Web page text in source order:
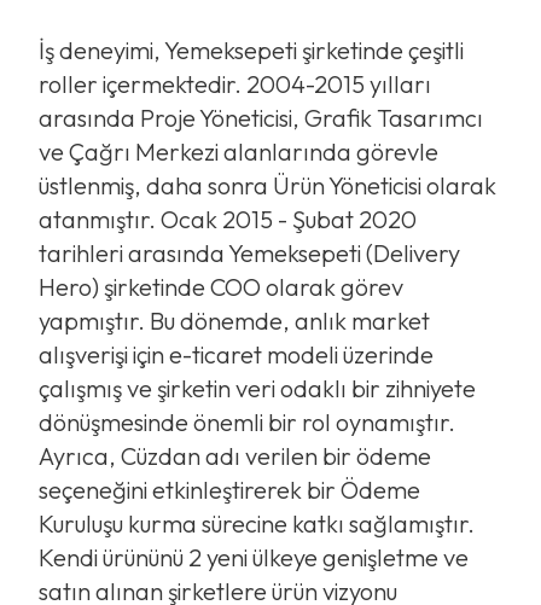
İş deneyimi, Yemeksepeti şirketinde çeşitli
roller içermektedir. 2004-2015 yılları
arasında Proje Yöneticisi, Grafik Tasarımcı
ve Çağrı Merkezi alanlarında görevle
üstlenmiş, daha sonra Ürün Yöneticisi olarak
atanmıştır. Ocak 2015 - Şubat 2020
tarihleri arasında Yemeksepeti (Delivery
Hero) şirketinde COO olarak görev
yapmıştır. Bu dönemde, anlık market
alışverişi için e-ticaret modeli üzerinde
çalışmış ve şirketin veri odaklı bir zihniyete
dönüşmesinde önemli bir rol oynamıştır.
Ayrıca, Cüzdan adı verilen bir ödeme
seçeneğini etkinleştirerek bir Ödeme
Kuruluşu kurma sürecine katkı sağlamıştır.
Kendi ürününü 2 yeni ülkeye genişletme ve
satın alınan şirketlere ürün vizyonu